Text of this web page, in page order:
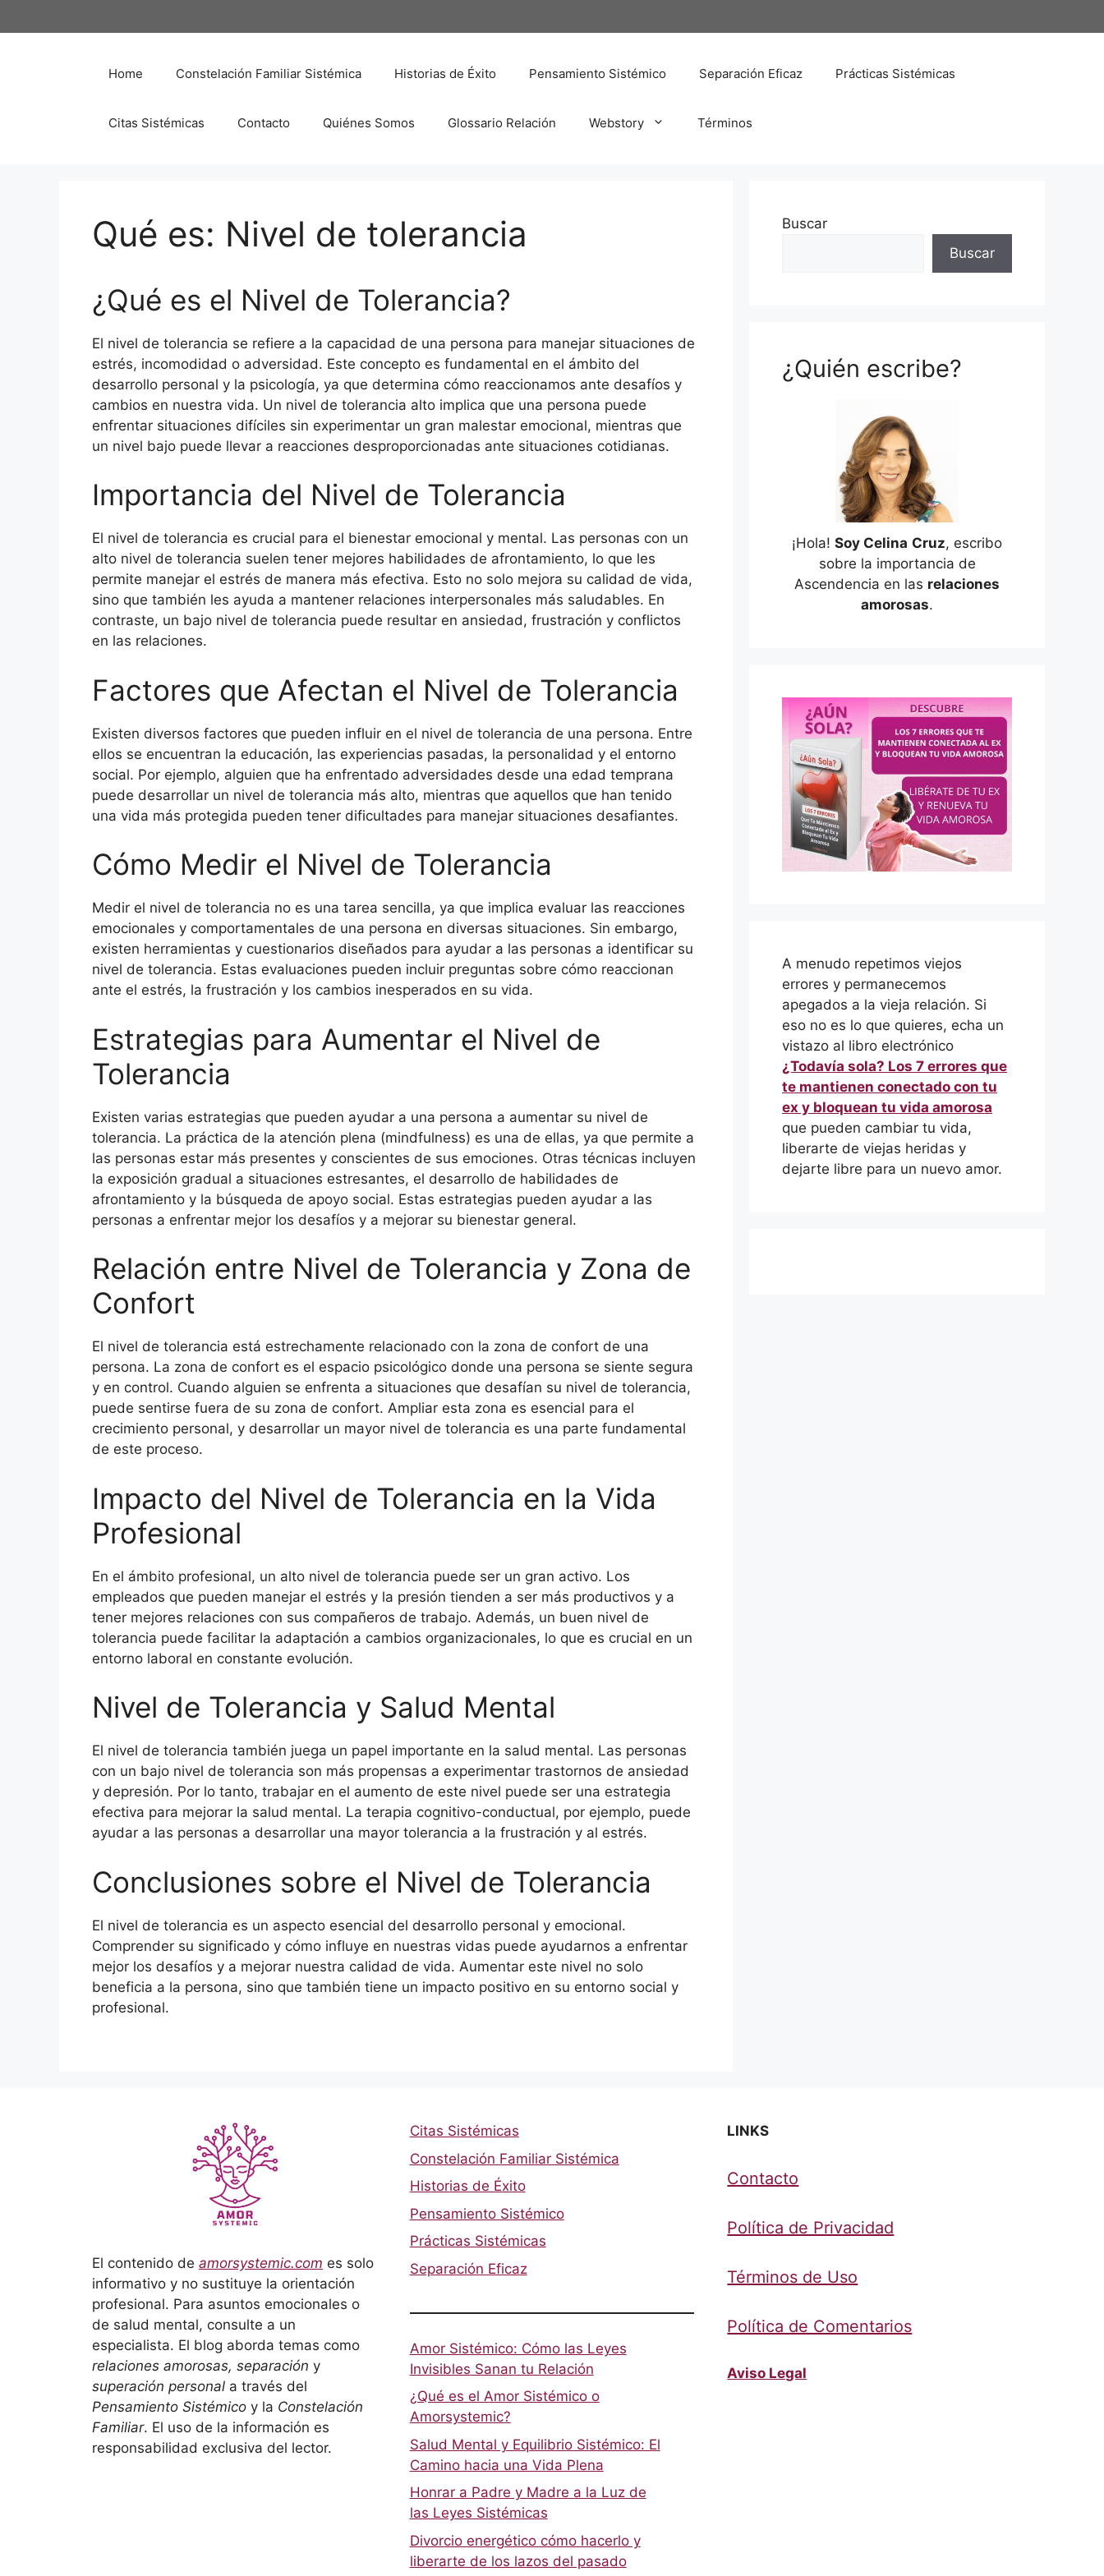
al
Home Constelación Familiar Sistémica Historias de Éxito Pensamiento Sistémico Separación Eficaz Prácticas Sistémicas
Citas Sistémicas Contacto Quiénes Somos Glossario Relación Webstory Términos
Qué es: Nivel de tolerancia
¿Qué es el Nivel de Tolerancia?
El nivel de tolerancia se refiere a la capacidad de una persona para manejar situaciones de
estrés, incomodidad o adversidad. Este concepto es fundamental en el ámbito del
desarrollo personal y la psicología, ya que determina cómo reaccionamos ante desafíos y
cambios en nuestra vida. Un nivel de tolerancia alto implica que una persona puede
enfrentar situaciones difíciles sin experimentar un gran malestar emocional, mientras que
un nivel bajo puede llevar a reacciones desproporcionadas ante situaciones cotidianas.
Importancia del Nivel de Tolerancia
El nivel de tolerancia es crucial para el bienestar emocional y mental. Las personas con un
alto nivel de tolerancia suelen tener mejores habilidades de afrontamiento, lo que les
permite manejar el estrés de manera más efectiva. Esto no solo mejora su calidad de vida,
sino que también les ayuda a mantener relaciones interpersonales más saludables. En
contraste, un bajo nivel de tolerancia puede resultar en ansiedad, frustración y conflictos
en las relaciones.
Factores que Afectan el Nivel de Tolerancia
Existen diversos factores que pueden influir en el nivel de tolerancia de una persona. Entre
ellos se encuentran la educación, las experiencias pasadas, la personalidad y el entorno
social. Por ejemplo, alguien que ha enfrentado adversidades desde una edad temprana
puede desarrollar un nivel de tolerancia más alto, mientras que aquellos que han tenido
una vida más protegida pueden tener dificultades para manejar situaciones desafiantes.
Cómo Medir el Nivel de Tolerancia
Medir el nivel de tolerancia no es una tarea sencilla, ya que implica evaluar las reacciones
emocionales y comportamentales de una persona en diversas situaciones. Sin embargo,
existen herramientas y cuestionarios diseñados para ayudar a las personas a identificar su
nivel de tolerancia. Estas evaluaciones pueden incluir preguntas sobre cómo reaccionan
ante el estrés, la frustración y los cambios inesperados en su vida.
Estrategias para Aumentar el Nivel de
Tolerancia
Existen varias estrategias que pueden ayudar a una persona a aumentar su nivel de
tolerancia. La práctica de la atención plena (mindfulness) es una de ellas, ya que permite a
las personas estar más presentes y conscientes de sus emociones. Otras técnicas incluyen
la exposición gradual a situaciones estresantes, el desarrollo de habilidades de
afrontamiento y la búsqueda de apoyo social. Estas estrategias pueden ayudar a las
personas a enfrentar mejor los desafíos y a mejorar su bienestar general.
Relación entre Nivel de Tolerancia y Zona de
Confort
El nivel de tolerancia está estrechamente relacionado con la zona de confort de una
persona. La zona de confort es el espacio psicológico donde una persona se siente segura
y en control. Cuando alguien se enfrenta a situaciones que desafían su nivel de tolerancia,
puede sentirse fuera de su zona de confort. Ampliar esta zona es esencial para el
crecimiento personal, y desarrollar un mayor nivel de tolerancia es una parte fundamental
de este proceso.
Impacto del Nivel de Tolerancia en la Vida
Profesional
En el ámbito profesional, un alto nivel de tolerancia puede ser un gran activo. Los
empleados que pueden manejar el estrés y la presión tienden a ser más productivos y a
tener mejores relaciones con sus compañeros de trabajo. Además, un buen nivel de
tolerancia puede facilitar la adaptación a cambios organizacionales, lo que es crucial en un
entorno laboral en constante evolución.
Nivel de Tolerancia y Salud Mental
El nivel de tolerancia también juega un papel importante en la salud mental. Las personas
con un bajo nivel de tolerancia son más propensas a experimentar trastornos de ansiedad
y depresión. Por lo tanto, trabajar en el aumento de este nivel puede ser una estrategia
efectiva para mejorar la salud mental. La terapia cognitivo-conductual, por ejemplo, puede
ayudar a las personas a desarrollar una mayor tolerancia a la frustración y al estrés.
Conclusiones sobre el Nivel de Tolerancia
El nivel de tolerancia es un aspecto esencial del desarrollo personal y emocional.
Comprender su significado y cómo influye en nuestras vidas puede ayudarnos a enfrentar
mejor los desafíos y a mejorar nuestra calidad de vida. Aumentar este nivel no solo
beneficia a la persona, sino que también tiene un impacto positivo en su entorno social y
profesional.
Buscar
Buscar
¿Quién escribe?
¡Hola! Soy Celina Cruz, escribo
sobre la importancia de
Ascendencia en las relaciones
amorosas.
A menudo repetimos viejos
errores y permanecemos
apegados a la vieja relación. Si
eso no es lo que quieres, echa un
vistazo al libro electrónico
¿Todavía sola? Los 7 errores que
te mantienen conectado con tu
ex y bloquean tu vida amorosa
que pueden cambiar tu vida,
liberarte de viejas heridas y
dejarte libre para un nuevo amor.
El contenido de amorsystemic.com es solo
informativo y no sustituye la orientación
profesional. Para asuntos emocionales o
de salud mental, consulte a un
especialista. El blog aborda temas como
relaciones amorosas, separación y
superación personal a través del
Pensamiento Sistémico y la Constelación
Familiar. El uso de la información es
responsabilidad exclusiva del lector.
Citas Sistémicas
Constelación Familiar Sistémica
Historias de Éxito
Pensamiento Sistémico
Prácticas Sistémicas
Separación Eficaz
Amor Sistémico: Cómo las Leyes
Invisibles Sanan tu Relación
¿Qué es el Amor Sistémico o
Amorsystemic?
Salud Mental y Equilibrio Sistémico: El
Camino hacia una Vida Plena
Honrar a Padre y Madre a la Luz de
las Leyes Sistémicas
Divorcio energético cómo hacerlo y
liberarte de los lazos del pasado
LINKS
Contacto
Política de Privacidad
Términos de Uso
Política de Comentarios
Aviso Legal